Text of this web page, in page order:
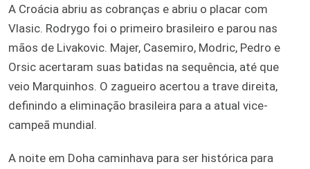
A Croácia abriu as cobranças e abriu o placar com
Vlasic. Rodrygo foi o primeiro brasileiro e parou nas
mãos de Livakovic. Majer, Casemiro, Modric, Pedro e
Orsic acertaram suas batidas na sequência, até que
veio Marquinhos. O zagueiro acertou a trave direita,
definindo a eliminação brasileira para a atual vice-
campeã mundial.
A noite em Doha caminhava para ser histórica para